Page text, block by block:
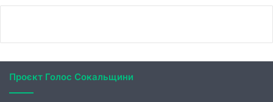
Проєкт Голос Сокальщини